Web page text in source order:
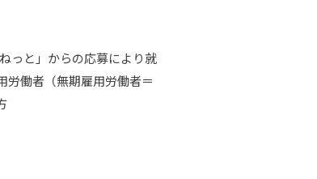
っと」からの応募により就
労働者（無期雇用労働者＝